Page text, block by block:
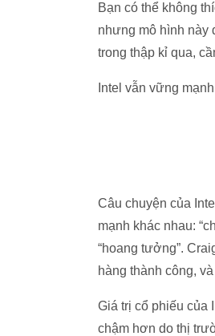
Bạn có thể không
nhưng mô hình này
trong thập kỉ qua,
Intel vẫn vững
Câu chuyện của
mạnh khác nhau:
“hoang tưởng”.
hàng thành công,
Giá trị cổ phiếu của
chậm hơn do thị